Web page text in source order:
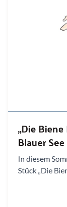
„Die
Blauer See
In diesem
Stück „Die